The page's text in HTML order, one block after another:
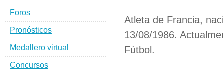
Atleta de Francia,
13/08/1986.
Fútbol.
Foros
Pronósticos
Medallero virtual
Concursos